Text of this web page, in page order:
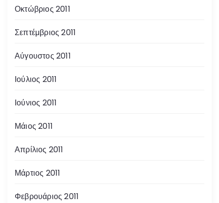
Οκτώβριος 2011
Σεπτέμβριος 2011
Αύγουστος 2011
Ιούλιος 2011
Ιούνιος 2011
Μάιος 2011
Απρίλιος 2011
Μάρτιος 2011
Φεβρουάριος 2011